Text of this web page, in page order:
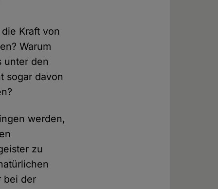
Kraft von
Warum
unter den
sogar davon
werden,
zu
bei der